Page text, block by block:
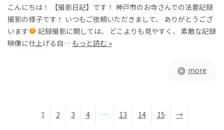
こんにちは！ 【撮影日記】です！ 神戸市のお寺さんでの法要記録
撮影の様子です！ いつもご依頼いただきまして、 ありがとうござ
います
記録撮影に関しては、 どこよりも見やすく、 素敵な記録
映像に仕上げる自… もっと読む »
more
1 2 3 4 … 13 14 15 →